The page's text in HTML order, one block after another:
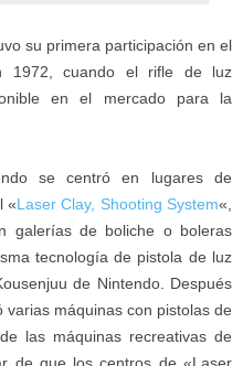
su primera participación en el
1972, cuando el rifle de luz
en el mercado para la
se centró en lugares de
«Laser Clay, Shooting System«,
galerías de boliche o boleras
tecnología de pistola de luz
de Nintendo. Después
máquinas con pistolas de
las máquinas recreativas de